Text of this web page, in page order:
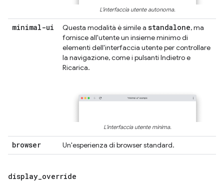
L'interfaccia utente autonoma.
minimal-ui Questa modalità è simile a standalone, ma
fornisce all'utente un insieme minimo di
elementi dell'interfaccia utente per controllare
la navigazione, come i pulsanti Indietro e
Ricarica.
L'interfaccia utente minima.
browser Un'esperienza di browser standard.
display_override